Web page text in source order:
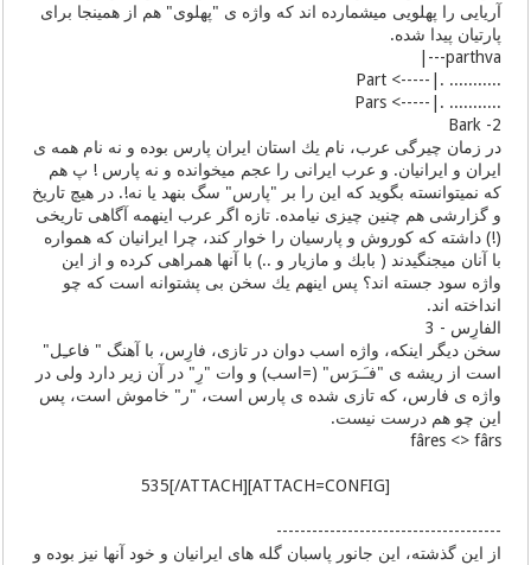
آریایی را پهلویی میشمارده اند كه واژه ی "پهلوی" هم از همینجا برای
پارتیان پیدا شده.
parthva---|
........... .|-----> Part
........... .|-----> Pars
2- Bark
در زمان چیرگی عرب، نام یك استان ایران پارس بوده و نه نام همه ی
ایران و ایرانیان. و عرب ایرانی را عجم میخوانده و نه پارس ! پ هم
كه نمیتوانسته بگوید كه این را بر "پارس" سگ بنهد یا نه!. در هیچ تاریخ
و گزارشی هم چنین چیزی نیامده. تازه اگر عرب اینهمه آگاهی تاریخی
(!) داشته كه كوروش و پارسیان را خوار كند، چرا ایرانیان كه همواره
با آنان میجنگیدند ( بابك و مازیار و ..) با آنها همراهی كرده و از این
واژه سود جسته اند؟ پس اینهم یك سخن بی پشتوانه است كه چو
انداخته اند.
الفارِس - 3
سخن دیگر اینكه، واژه اسب دوان در تازی، فارِس، با آهنگ " فاعـِل"
است از ریشه ی "فـَـرَس" (=اسب) و وات "رِ" در آن زیر دارد ولی در
واژه ی فارس، كه تازی شده ی پارس است، "ر" خاموش است، پس
این چو هم درست نیست.
fâres <> fârs
[ATTACH=CONFIG]535[/ATTACH]
--------------------------------------
از این گذشته، این جانور پاسبان گله های ایرانیان و خود آنها نیز بوده و